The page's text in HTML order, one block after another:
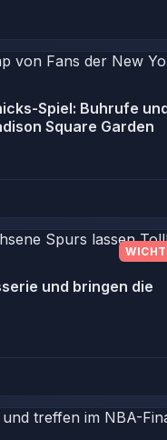
Spiel: Buhrufe
Square Garden
und bringen die